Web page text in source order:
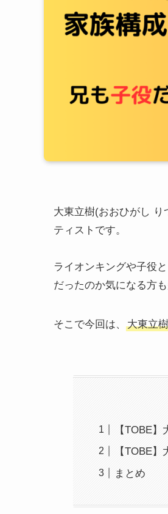
大東立樹(おおひがし
ティストです。
ライオンキングや子役
だったのか気になる方
そこで今回は、 大東立
【TOBE
【TOBE
まとめ